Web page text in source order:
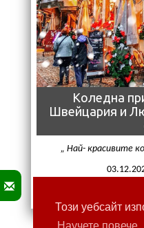
Този уебсайт
Коледна
Швейцария и
Най- красивите